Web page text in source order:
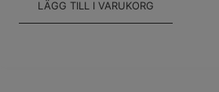
LÄGG TILL I VARUKORG